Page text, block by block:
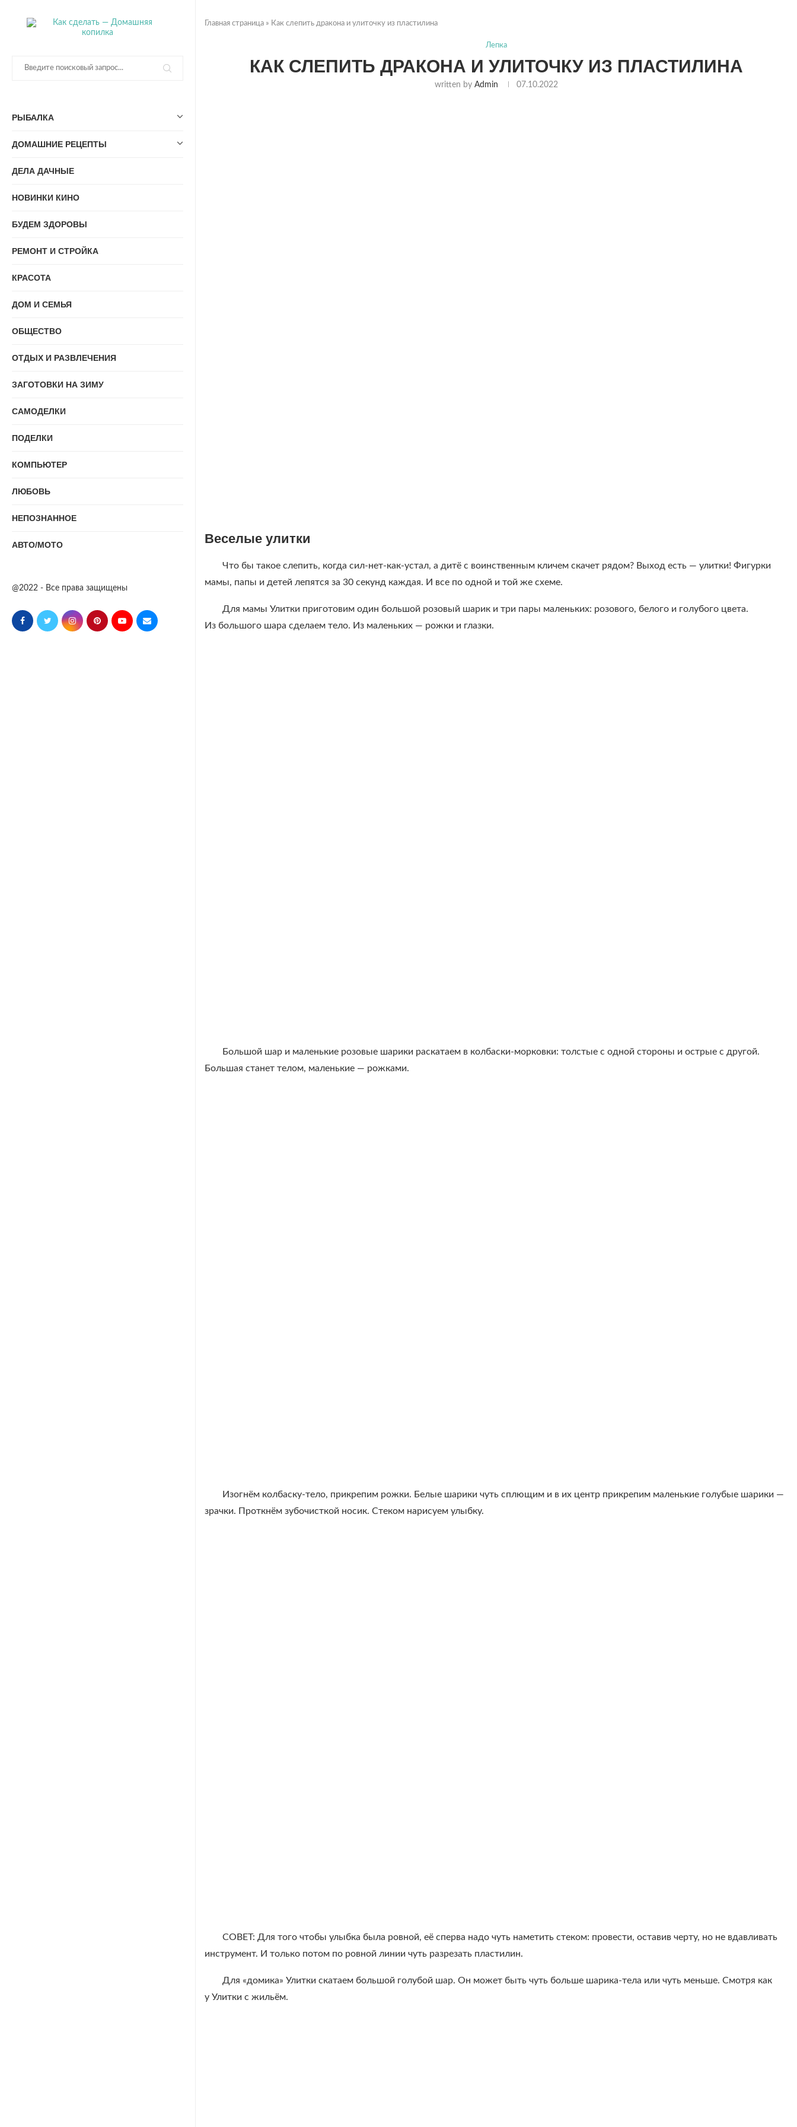
РЫБАЛКА
ДОМАШНИЕ РЕЦЕПТЫ
ДЕЛА ДАЧНЫЕ
НОВИНКИ КИНО
БУДЕМ ЗДОРОВЫ
РЕМОНТ И СТРОЙКА
КРАСОТА
ДОМ И СЕМЬЯ
ОБЩЕСТВО
ОТДЫХ И РАЗВЛЕЧЕНИЯ
ЗАГОТОВКИ НА ЗИМУ
САМОДЕЛКИ
ПОДЕЛКИ
КОМПЬЮТЕР
ЛЮБОВЬ
НЕПОЗНАННОЕ
АВТО/МОТО
@2022 - Все права защищены
Главная страница » Как слепить дракона и улиточку из пластилина
Лепка
КАК СЛЕПИТЬ ДРАКОНА И УЛИТОЧКУ ИЗ ПЛАСТИЛИНА
written by Admin 07.10.2022
Веселые улитки
Что бы такое слепить, когда сил-нет-как-устал, а дитё с воинственным кличем скачет рядом? Выход есть — улитки! Фигурки
мамы, папы и детей лепятся за 30 секунд каждая. И все по одной и той же схеме.
Для мамы Улитки приготовим один большой розовый шарик и три пары маленьких: розового, белого и голубого цвета.
Из большого шара сделаем тело. Из маленьких — рожки и глазки.
Большой шар и маленькие розовые шарики раскатаем в колбаски-морковки: толстые с одной стороны и острые с другой.
Большая станет телом, маленькие — рожками.
Изогнём колбаску-тело, прикрепим рожки. Белые шарики чуть сплющим и в их центр прикрепим маленькие голубые шарики —
зрачки. Проткнём зубочисткой носик. Стеком нарисуем улыбку.
СОВЕТ: Для того чтобы улыбка была ровной, её сперва надо чуть наметить стеком: провести, оставив черту, но не вдавливать
инструмент. И только потом по ровной линии чуть разрезать пластилин.
Для «домика» Улитки скатаем большой голубой шар. Он может быть чуть больше шарика-тела или чуть меньше. Смотря как
у Улитки с жильём.